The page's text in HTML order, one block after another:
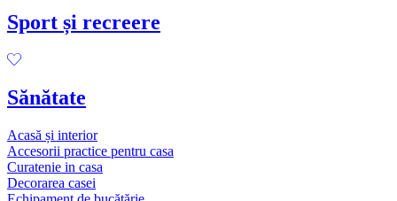
Sport și recreere
Sănătate
Acasă și interior
Accesorii practice pentru casa
Curatenie in casa
Decorarea casei